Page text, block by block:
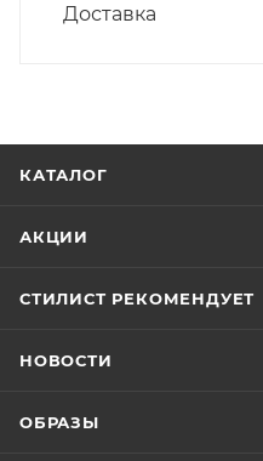
Доставка
КАТАЛОГ
АКЦИИ
СТИЛИСТ РЕКОМЕНДУЕТ
НОВОСТИ
ОБРАЗЫ